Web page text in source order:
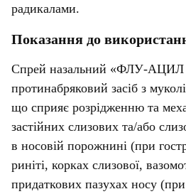
радикалами.
Показання до
Спрей назальний «ФЛУ-АЦИЛ
протинабряковий засіб з
що сприяє розрідженню та
застійних слизових та/або
в носовій порожнині (при
риніті, корках слизової,
придаткових пазухах носу